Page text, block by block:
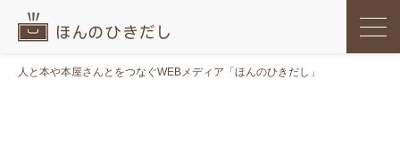
人と本や本屋さんとをつなぐWEBメディア「ほんのひきだし」